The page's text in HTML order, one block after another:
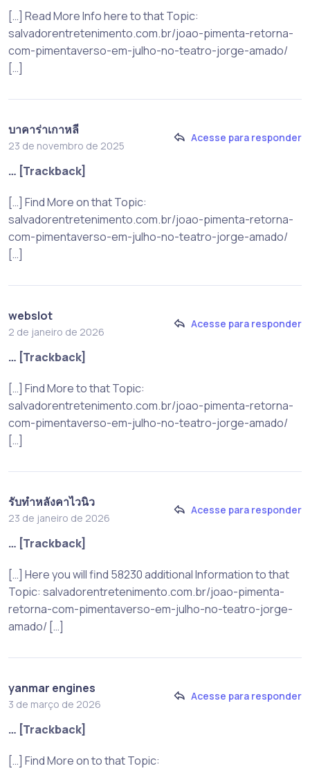
[…] Read More Info here to that Topic:
salvadorentretenimento.com.br/joao-pimenta-retorna-
com-pimentaverso-em-julho-no-teatro-jorge-amado/
[…]
บาคาร่าเกาหลี
23 de novembro de 2025
Acesse para responder
… [Trackback]
[…] Find More on that Topic:
salvadorentretenimento.com.br/joao-pimenta-retorna-
com-pimentaverso-em-julho-no-teatro-jorge-amado/
[…]
webslot
2 de janeiro de 2026
Acesse para responder
… [Trackback]
[…] Find More to that Topic:
salvadorentretenimento.com.br/joao-pimenta-retorna-
com-pimentaverso-em-julho-no-teatro-jorge-amado/
[…]
รับทำหลังคาไวนิว
23 de janeiro de 2026
Acesse para responder
… [Trackback]
[…] Here you will find 58230 additional Information to that
Topic: salvadorentretenimento.com.br/joao-pimenta-
retorna-com-pimentaverso-em-julho-no-teatro-jorge-
amado/ […]
yanmar engines
3 de março de 2026
Acesse para responder
… [Trackback]
[…] Find More on to that Topic: